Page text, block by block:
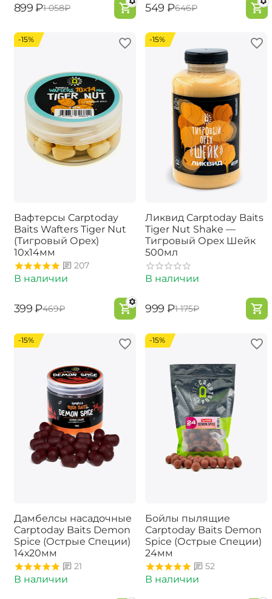
‍899‍ ₽‍1 058‍₽ ‍549‍ ₽‍646‍₽
-15%
Вафтерсы Carptoday
Baits Wafters Tiger Nut
(Тигровый Орех)
10х14мм
207
В наличии
‍399‍ ₽‍469‍₽
-15%
Ликвид Carptoday Baits
Tiger Nut Shake —
Тигровый Орех Шейк
500мл
В наличии
‍999‍ ₽‍1 175‍₽
-15%
Дамбелсы насадочные
Carptoday Baits Demon
Spice (Острые Специи)
14х20мм
21
В наличии
-15%
Бойлы пылящие
Carptoday Baits Demon
Spice (Острые Специи)
24мм
52
В наличии